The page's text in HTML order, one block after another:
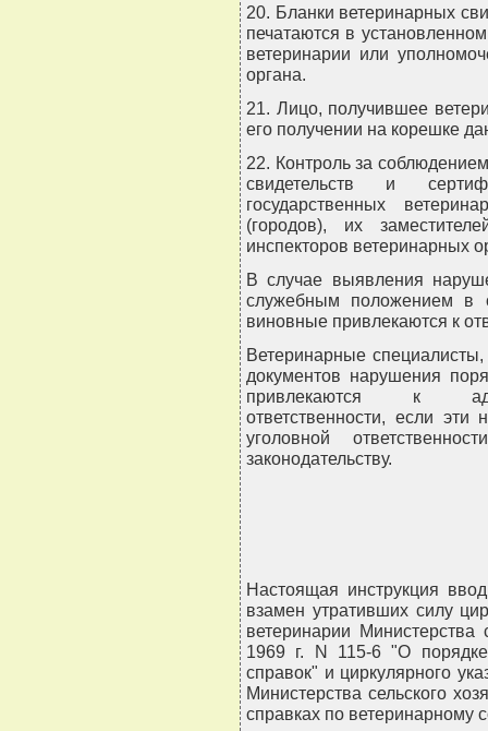
20. Бланки ветеринарных
печатаются в
ветеринарии или
органа.
21. Лицо, получившее
его получении на корешке
22. Контроль за
свидетельств и
государственных
(городов), их
инспекторов ветеринарных
В случае выявления
служебным положением в
виновные привлекаются к
Ветеринарные
документов нарушения
привлекаются к
ответственности, если эти
уголовной
законодательству.
Настоящая инструкция
взамен утративших силу
ветеринарии
1969 г. N 115-6 "О
справок" и циркулярного
Министерства сельского
справках по